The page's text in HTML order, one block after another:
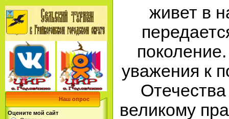
Наш опрос
Оцените мой сайт
живет в
уважения к
великому